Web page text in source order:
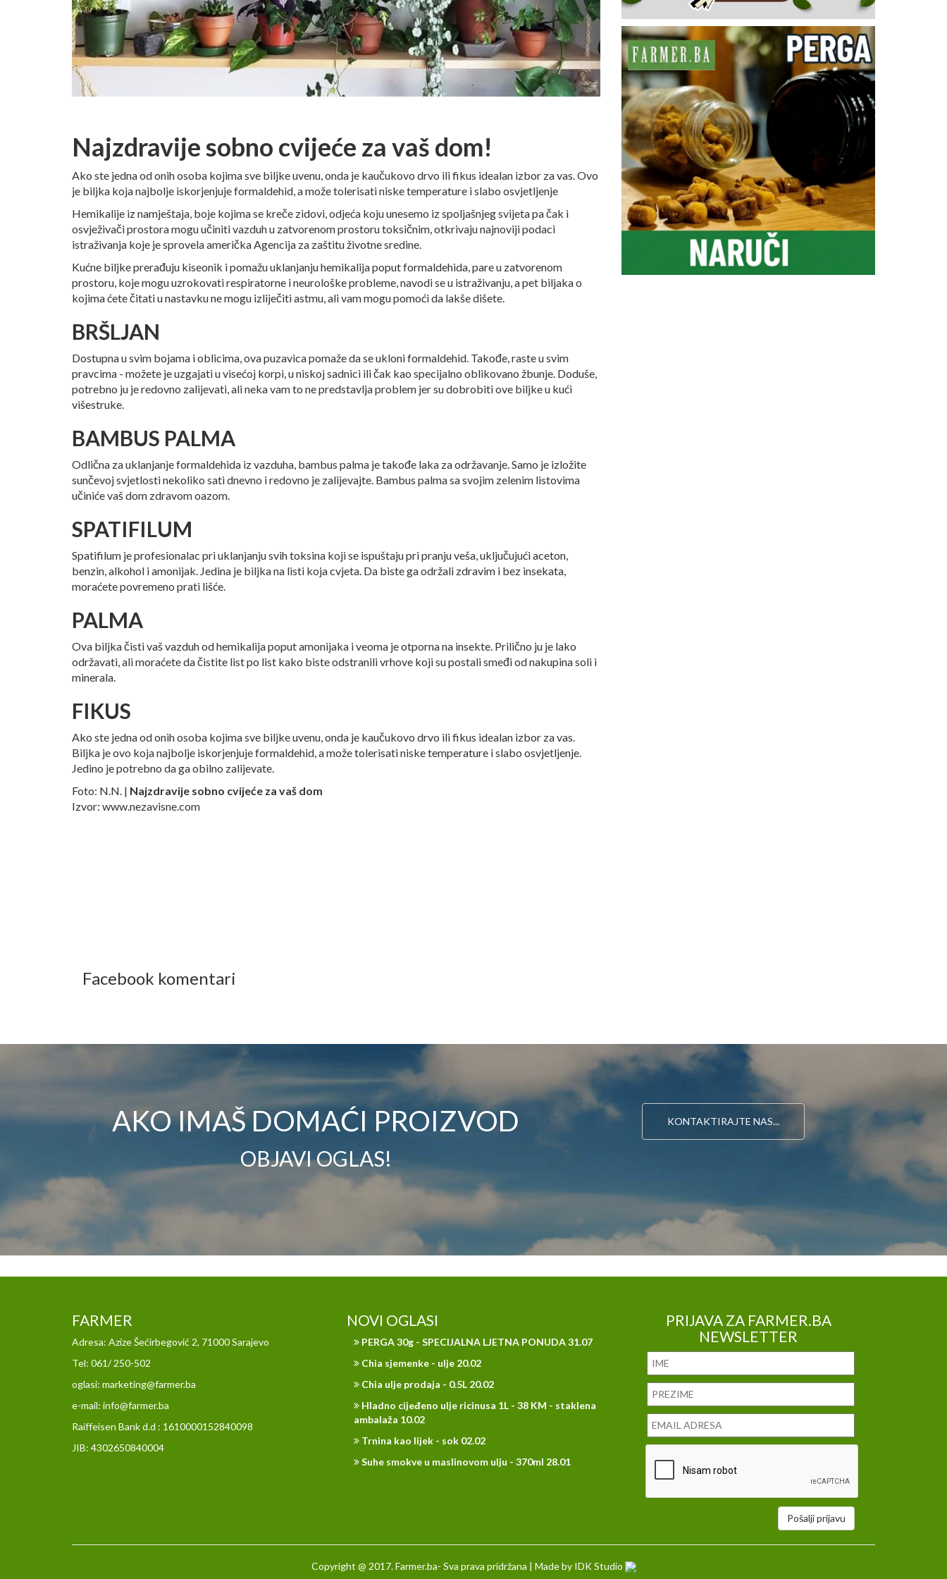
Najzdravije sobno cvijeće za vaš dom!
Ako ste jedna od onih osoba kojima sve biljke uvenu, onda je kaučukovo drvo ili fikus idealan izbor za vas. Ovo
je biljka koja najbolje iskorjenjuje formaldehid, a može tolerisati niske temperature i slabo osvjetljenje
Hemikalije iz namještaja, boje kojima se kreče zidovi, odjeća koju unesemo iz spoljašnjeg svijeta pa čak i
osvježivači prostora mogu učiniti vazduh u zatvorenom prostoru toksičnim, otkrivaju najnoviji podaci
istraživanja koje je sprovela američka Agencija za zaštitu životne sredine.
Kućne biljke prerađuju kiseonik i pomažu uklanjanju hemikalija poput formaldehida, pare u zatvorenom
prostoru, koje mogu uzrokovati respiratorne i neurološke probleme, navodi se u istraživanju, a pet biljaka o
kojima ćete čitati u nastavku ne mogu izliječiti astmu, ali vam mogu pomoći da lakše dišete.
BRŠLJAN
Dostupna u svim bojama i oblicima, ova puzavica pomaže da se ukloni formaldehid. Takođe, raste u svim
pravcima - možete je uzgajati u visećoj korpi, u niskoj sadnici ili čak kao specijalno oblikovano žbunje. Doduše,
potrebno ju je redovno zalijevati, ali neka vam to ne predstavlja problem jer su dobrobiti ove biljke u kući
višestruke.
BAMBUS PALMA
Odlična za uklanjanje formaldehida iz vazduha, bambus palma je takođe laka za održavanje. Samo je izložite
sunčevoj svjetlosti nekoliko sati dnevno i redovno je zalijevajte. Bambus palma sa svojim zelenim listovima
učiniće vaš dom zdravom oazom.
SPATIFILUM
Spatifilum je profesionalac pri uklanjanju svih toksina koji se ispuštaju pri pranju veša, uključujući aceton,
benzin, alkohol i amonijak. Jedina je biljka na listi koja cvjeta. Da biste ga održali zdravim i bez insekata,
moraćete povremeno prati lišće.
PALMA
Ova biljka čisti vaš vazduh od hemikalija poput amonijaka i veoma je otporna na insekte. Prilično ju je lako
održavati, ali moraćete da čistite list po list kako biste odstranili vrhove koji su postali smeđi od nakupina soli i
minerala.
FIKUS
Ako ste jedna od onih osoba kojima sve biljke uvenu, onda je kaučukovo drvo ili fikus idealan izbor za vas.
Biljka je ovo koja najbolje iskorjenjuje formaldehid, a može tolerisati niske temperature i slabo osvjetljenje.
Jedino je potrebno da ga obilno zalijevate.
Foto: N.N. | Najzdravije sobno cvijeće za vaš dom
Izvor: www.nezavisne.com
Facebook komentari
AKO IMAŠ DOMAĆI PROIZVOD
OBJAVI OGLAS!
KONTAKTIRAJTE NAS...
FARMER
Adresa: Azize Šećirbegović 2, 71000 Sarajevo
Tel: 061/ 250-502
oglasi: marketing@farmer.ba
e-mail: info@farmer.ba
Raiffeisen Bank d.d : 1610000152840098
JIB: 4302650840004
NOVI OGLASI
PERGA 30g - SPECIJALNA LJETNA PONUDA 31.07
Chia sjemenke - ulje 20.02
Chia ulje prodaja - 0.5L 20.02
Hladno cijeđeno ulje ricinusa 1L - 38 KM - staklena
ambalaža 10.02
Trnina kao lijek - sok 02.02
Suhe smokve u maslinovom ulju - 370ml 28.01
PRIJAVA ZA FARMER.BA
NEWSLETTER
Pošalji prijavu
Copyright @ 2017. Farmer.ba- Sva prava pridržana | Made by IDK Studio